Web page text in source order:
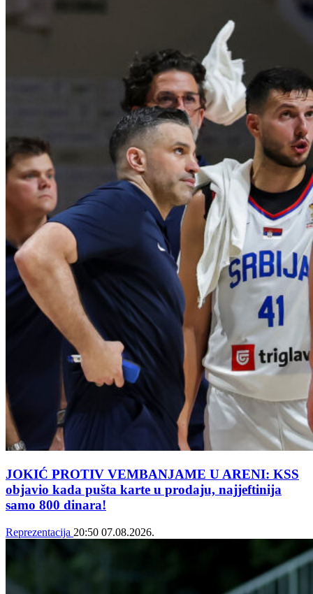
JOKIĆ PROTIV VEMBANJAME U ARENI: KSS
objavio kada pušta karte u prodaju, najjeftinija
samo 800 dinara!
Reprezentacija 20:50 07.08.2026.